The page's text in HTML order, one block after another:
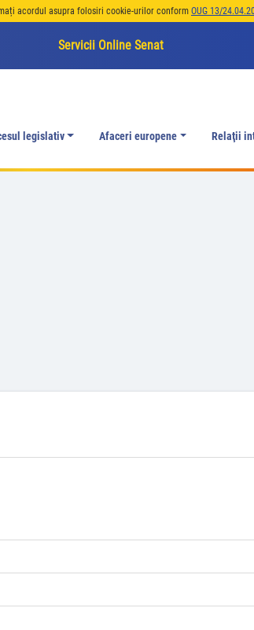
acordul asupra folosiri cookie-urilor conform OUG 13/
Servicii Online Senat
legislativ Afaceri europene Relaţii